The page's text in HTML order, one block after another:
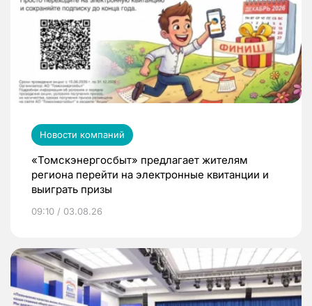
Новости компаний
«Томскэнергосбыт» предлагает жителям
региона перейти на электронные квитанции и
выиграть призы
09:10 / 03.08.26